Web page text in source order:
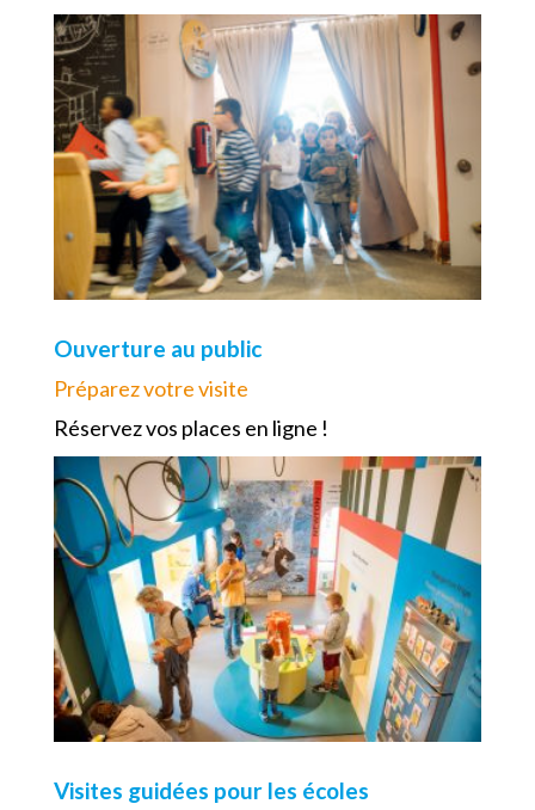
Ouverture au public
Préparez votre visite
Réservez vos places en ligne !
Visites guidées pour les écoles